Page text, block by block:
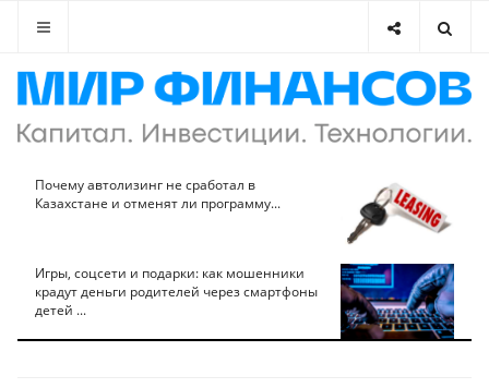
Почему автолизинг не сработал в
Казахстане и отменят ли программу...
Игры, соцсети и подарки: как мошенники
крадут деньги родителей через смартфоны
детей ...